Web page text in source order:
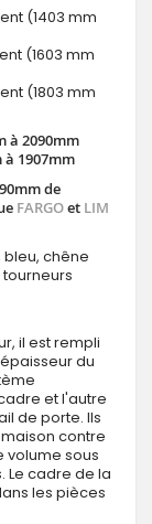
(1403 mm
(1603 mm
(1803 mm
à 2090mm
1907mm
de
FARGOet LIM
chêne
il est rempli
du
et l'autre
de porte. Ils
contre
volume sous
Le cadre de la
les pièces